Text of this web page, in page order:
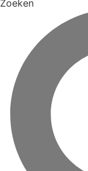
Zoeken